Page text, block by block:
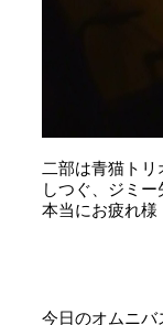
二部は青猫ト
しつぐ、ジミ
本当にお疲れ
今日のオムニバ